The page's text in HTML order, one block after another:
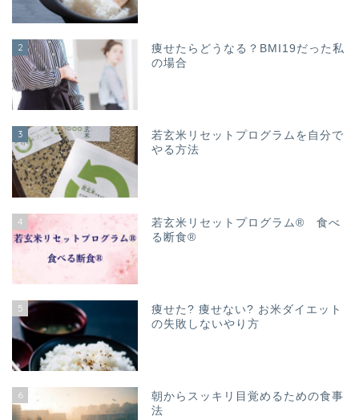
2
痩せたらどうなる？BMI19だった私
の場合
3
若玄米リセットプログラムを自分で
やる方法
4
若玄米リセットプログラム® 食べ
る断食®
5
痩せた? 痩せない? お米ダイエット
の失敗しないやり方
6
朝からスッキリ目覚めるための食事
法